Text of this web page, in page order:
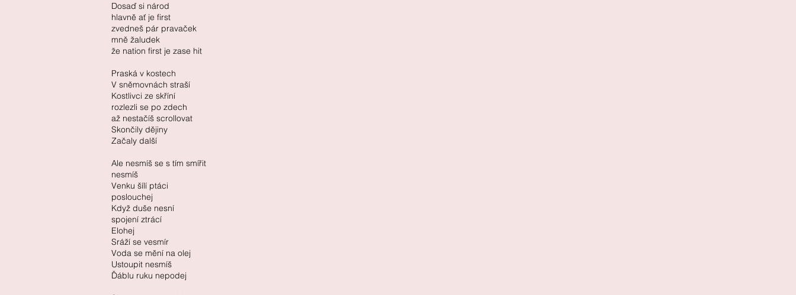
Dosaď si národ
hlavně ať je first
zvedneš pár pravaček
mně žaludek
že nation first je zase hit
Praská v kostech
V sněmovnách straší
Kostlivci ze skříní
rozlezli se po zdech
až nestačíš scrollovat
Skončily dějiny
Začaly další
Ale nesmíš se s tím smířit
nesmíš
Venku šílí ptáci
poslouchej
Když duše nesní
spojení ztrácí
Elohej
Sráží se vesmír
Voda se mění na olej
Ustoupit nesmíš
Ďáblu ruku nepodej